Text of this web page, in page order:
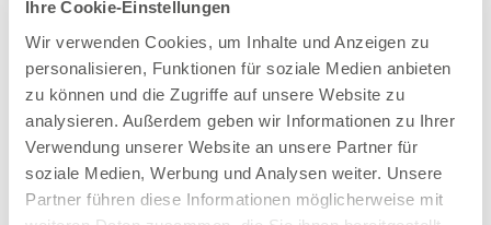
Ihre Cookie-Einstellungen
Wir verwenden Cookies, um Inhalte und Anzeigen zu
personalisieren, Funktionen für soziale Medien anbieten
zu können und die Zugriffe auf unsere Website zu
analysieren. Außerdem geben wir Informationen zu Ihrer
Verwendung unserer Website an unsere Partner für
soziale Medien, Werbung und Analysen weiter. Unsere
Partner führen diese Informationen möglicherweise mit
Verkäuferin Teilzeit (gn*)
Zum Stellenangebot